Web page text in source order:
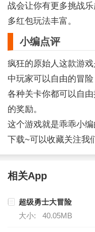
战会让你有更多挑战
多红包玩法丰富。
小编点评
疯狂的原始人这款游
中玩家可以自由的冒
各种关卡你都可以自
的奖励。
这个游戏就是乖乖小
下载~可以收藏关注
相关App
超级勇士大冒险
大小:
40.05MB